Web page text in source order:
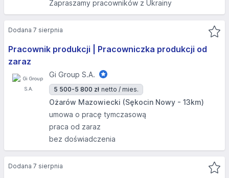
Zapraszamy pracowników z Ukrainy
Pracownik produkcji | Pracowniczka produkcji od
zaraz
Gi Group S.A.
5 500-5 800 zł netto / mies.
Ożarów Mazowiecki (Sękocin Nowy - 13km)
umowa o pracę tymczasową
praca od zaraz
bez doświadczenia
Dodana 7 sierpnia
Dodana 7 sierpnia